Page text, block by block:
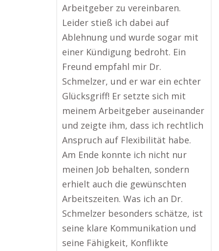
Arbeitgeber zu vereinbaren.
Leider stieß ich dabei auf
Ablehnung und wurde sogar mit
einer Kündigung bedroht. Ein
Freund empfahl mir Dr.
Schmelzer, und er war ein echter
Glücksgriff! Er setzte sich mit
meinem Arbeitgeber auseinander
und zeigte ihm, dass ich rechtlich
Anspruch auf Flexibilität habe.
Am Ende konnte ich nicht nur
meinen Job behalten, sondern
erhielt auch die gewünschten
Arbeitszeiten. Was ich an Dr.
Schmelzer besonders schätze, ist
seine klare Kommunikation und
seine Fähigkeit, Konflikte